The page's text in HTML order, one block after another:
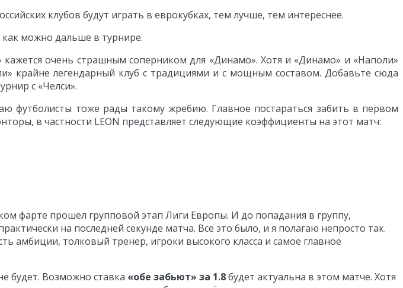
клубов будут играть в еврокубках, тем лучше, тем интереснее.
можно дальше в турнире.
очень страшным соперником для «Динамо». Хотя и «Динамо» и «Наполи»
крайне легендарный клуб с традициями и с мощным составом. Добавьте сюда
с «Челси».
футболисты тоже рады такому жребию. Главное постараться забить в первом
в частности LEON представляет следующие коэффициенты на этот матч:
фарте прошел групповой этап Лиги Европы. И до попадания в группу,
на последней секунде матча. Все это было, и я полагаю непросто так.
амбиции, толковый тренер, игроки высокого класса и самое главное
будет. Возможно ставка «обе забьют» за 1.8будет актуальна в этом матче. Хотя